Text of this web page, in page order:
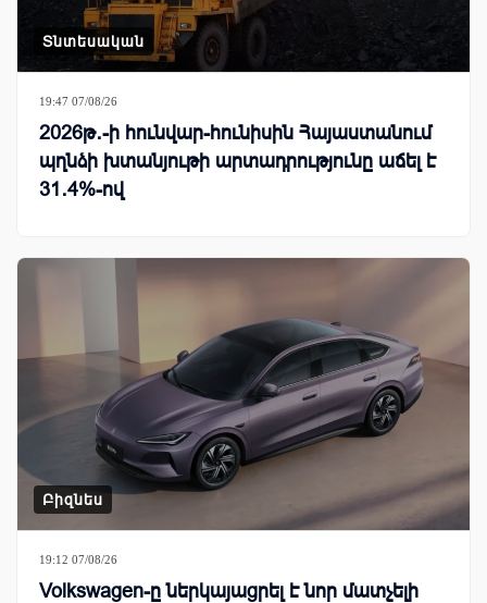
Տնտեսական
19:47 07/08/26
2026թ․-ի հունվար-հունիսին Հայաստանում
պղնձի խտանյութի արտադրությունը աճել է
31․4%-ով
Բիզնես
19:12 07/08/26
Volkswagen-ը ներկայացրել է նոր մատչելի